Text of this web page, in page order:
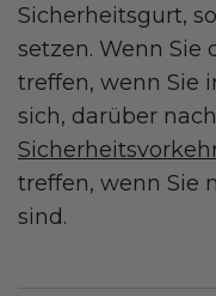
Sicherheitsgurt,
setzen. Wenn Sie
treffen, wenn Sie
sich, darüber
treffen, wenn Sie
sind.